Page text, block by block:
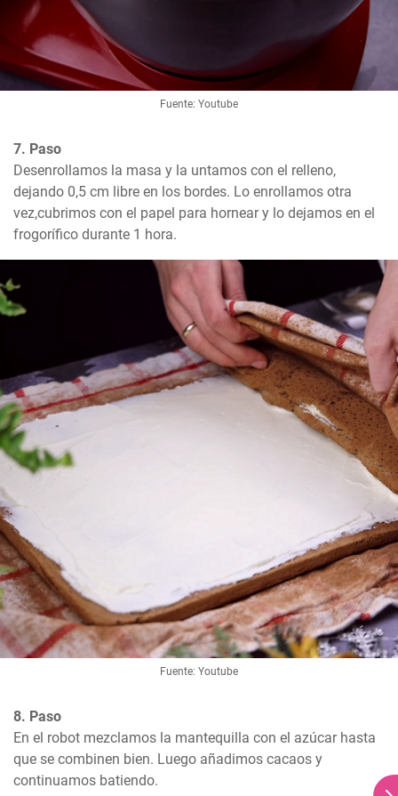
Fuente: Youtube
7. Paso
Desenrollamos la masa y la untamos con el relleno,
dejando 0,5 cm libre en los bordes. Lo enrollamos otra
vez,cubrimos con el papel para hornear y lo dejamos en el
frogorífico durante 1 hora.
Fuente: Youtube
8. Paso
En el robot mezclamos la mantequilla con el azúcar hasta
que se combinen bien. Luego añadimos cacaos y
continuamos batiendo.